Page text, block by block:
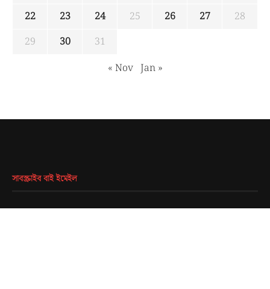
22
23 24 25 26 27
28
29
30
31
« Nov Jan »
সাবস্ক্রাইব বাই ইমেইল